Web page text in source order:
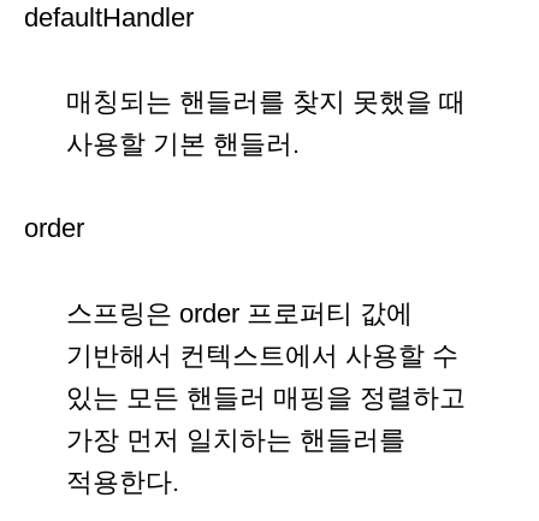
defaultHandler
매칭되는 핸들러를 찾지 못했을 때
사용할 기본 핸들러.
order
스프링은 order 프로퍼티 값에
기반해서 컨텍스트에서 사용할 수
있는 모든 핸들러 매핑을 정렬하고
가장 먼저 일치하는 핸들러를
적용한다.